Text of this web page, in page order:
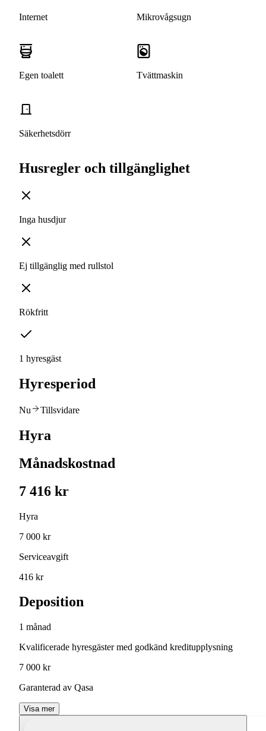
Internet Mikrovågsugn
Egen toalett Tvättmaskin
Säkerhetsdörr
Husregler och tillgänglighet
Inga husdjur
Ej tillgänglig med rullstol
Rökfritt
1 hyresgäst
Hyresperiod
Nu Tillsvidare
Hyra
Månadskostnad
7 416 kr
Hyra
7 000 kr
Serviceavgift
416 kr
Deposition
1 månad
Kvalificerade hyresgäster med godkänd kreditupplysning
7 000 kr
Garanterad av Qasa
Visa mer